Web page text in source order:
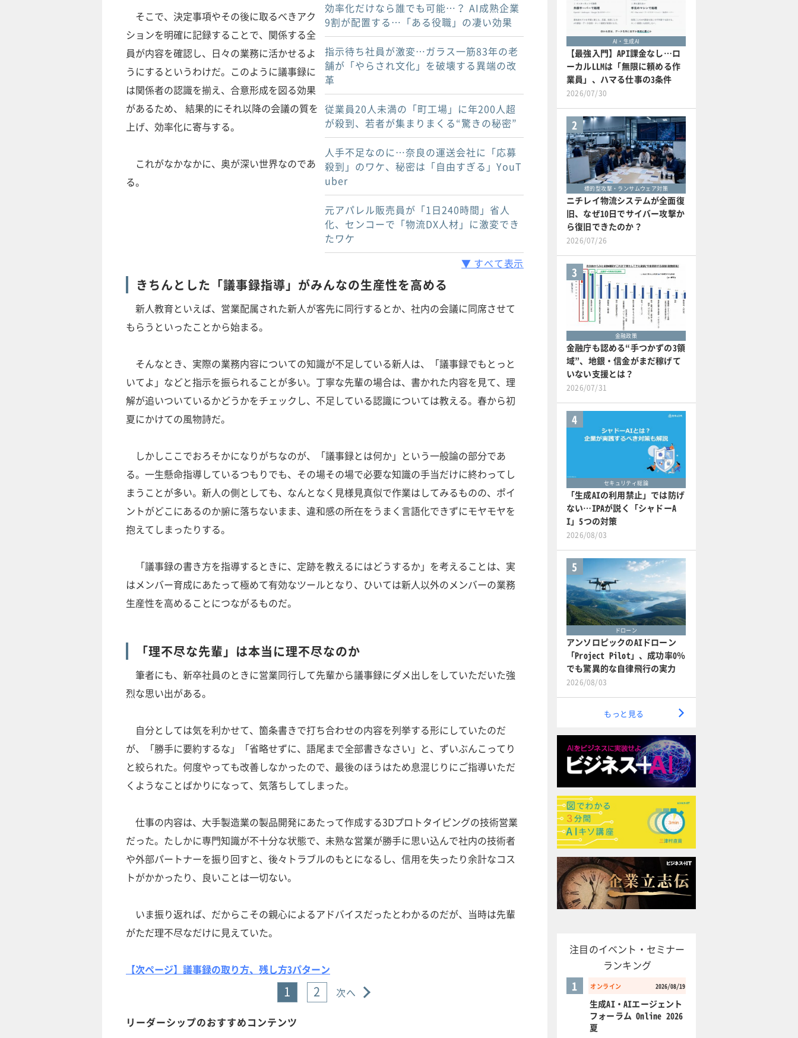
効率化だけなら誰でも可能…？ AI成熟企業
9割が配置する…「ある役職」の凄い効果
指示待ち社員が激変…ガラス一筋83年の老
舗が「やらされ文化」を破壊する異端の改
革
従業員20人未満の「町工場」に年200人超
が殺到、若者が集まりまくる“驚きの秘密”
人手不足なのに…奈良の運送会社に「応募
殺到」のワケ、秘密は「自由すぎる」YouT
uber
元アパレル販売員が「1日240時間」省人
化、センコーで「物流DX人材」に激変でき
たワケ
▼ すべて表示
そこで、決定事項やその後に取るべきアク
ションを明確に記録することで、関係する全
員が内容を確認し、日々の業務に活かせるよ
うにするというわけだ。このように議事録に
は関係者の認識を揃え、合意形成を図る効果
があるため、 結果的にそれ以降の会議の質を
上げ、効率化に寄与する。
これがなかなかに、奥が深い世界なのであ
る。
きちんとした「議事録指導」がみんなの生産性を高める
新人教育といえば、営業配属された新人が客先に同行するとか、社内の会議に同席させて
もらうといったことから始まる。
そんなとき、実際の業務内容についての知識が不足している新人は、「議事録でもとっと
いてよ」などと指示を振られることが多い。丁寧な先輩の場合は、書かれた内容を見て、理
解が追いついているかどうかをチェックし、不足している認識については教える。春から初
夏にかけての風物詩だ。
しかしここでおろそかになりがちなのが、「議事録とは何か」という一般論の部分であ
る。一生懸命指導しているつもりでも、その場その場で必要な知識の手当だけに終わってし
まうことが多い。新人の側としても、なんとなく見様見真似で作業はしてみるものの、ポイ
ントがどこにあるのか腑に落ちないまま、違和感の所在をうまく言語化できずにモヤモヤを
抱えてしまったりする。
「議事録の書き方を指導するときに、定跡を教えるにはどうするか」を考えることは、実
はメンバー育成にあたって極めて有効なツールとなり、ひいては新人以外のメンバーの業務
生産性を高めることにつながるものだ。
「理不尽な先輩」は本当に理不尽なのか
筆者にも、新卒社員のときに営業同行して先輩から議事録にダメ出しをしていただいた強
烈な思い出がある。
自分としては気を利かせて、箇条書きで打ち合わせの内容を列挙する形にしていたのだ
が、「勝手に要約するな」「省略せずに、語尾まで全部書きなさい」と、ずいぶんこってり
と絞られた。何度やっても改善しなかったので、最後のほうはため息混じりにご指導いただ
くようなことばかりになって、気落ちしてしまった。
仕事の内容は、大手製造業の製品開発にあたって作成する3Dプロトタイピングの技術営業
だった。たしかに専門知識が不十分な状態で、未熟な営業が勝手に思い込んで社内の技術者
や外部パートナーを振り回すと、後々トラブルのもとになるし、信用を失ったり余計なコス
トがかかったり、良いことは一切ない。
いま振り返れば、だからこその親心によるアドバイスだったとわかるのだが、当時は先輩
がただ理不尽なだけに見えていた。
【次ページ】議事録の取り方、残し方3パターン
1 2 次へ
リーダーシップのおすすめコンテンツ
AI・生成AI
【最強入門】API課金なし…ロ
ーカルLLMは「無限に頼める作
業員」、ハマる仕事の3条件
2026/07/30
2
標的型攻撃・ランサムウェア対策
ニチレイ物流システムが全面復
旧、なぜ10日でサイバー攻撃か
ら復旧できたのか？
2026/07/26
3
金融政策
金融庁も認める“手つかずの3領
域”、地銀・信金がまだ稼げて
いない支援とは？
2026/07/31
4
セキュリティ総論
「生成AIの利用禁止」では防げ
ない…IPAが説く「シャドーA
I」5つの対策
2026/08/03
5
ドローン
アンソロピックのAIドローン
「Project Pilot」、成功率0％
でも驚異的な自律飛行の実力
2026/08/03
もっと見る
注目のイベント・セミナー
ランキング
オンライン 2026/08/19
1
生成AI・AIエージェント
フォーラム Online 2026
夏